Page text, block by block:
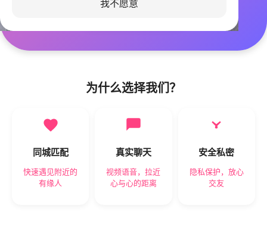
我不愿意
立即下载
为什么选择我们？
同城匹配
快速遇见附近的
有缘人
真实聊天
视频语音，拉近
心与心的距离
安全私密
隐私保护，放心
交友